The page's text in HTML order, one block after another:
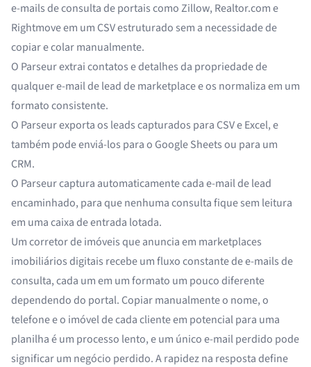
e-mails de consulta de portais como Zillow, Realtor.com e
Rightmove em um CSV estruturado sem a necessidade de
copiar e colar manualmente.
O Parseur extrai contatos e detalhes da propriedade de
qualquer e-mail de lead de marketplace e os normaliza em um
formato consistente.
O Parseur exporta os leads capturados para CSV e Excel, e
também pode enviá-los para o Google Sheets ou para um
CRM.
O Parseur captura automaticamente cada e-mail de lead
encaminhado, para que nenhuma consulta fique sem leitura
em uma caixa de entrada lotada.
Um corretor de imóveis que anuncia em marketplaces
imobiliários digitais recebe um fluxo constante de e-mails de
consulta, cada um em um formato um pouco diferente
dependendo do portal. Copiar manualmente o nome, o
telefone e o imóvel de cada cliente em potencial para uma
planilha é um processo lento, e um único e-mail perdido pode
significar um negócio perdido. A rapidez na resposta define